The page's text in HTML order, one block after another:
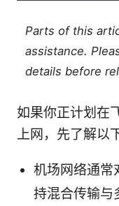
Parts of this
assistance.
details before
如果你正计划在
上网，先了解以
机场网络通常
持混合传输与